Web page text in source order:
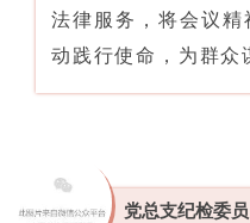
法律服务，将会议
动践行使命，为群众
党总支纪检委员